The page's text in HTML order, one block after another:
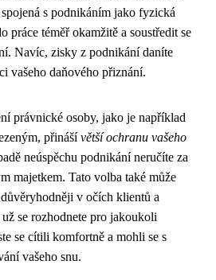
s podnikáním jako fyzická
práce téměř okamžitě a soustředit se
Navíc, zisky z podnikání daníte
vašeho daňového přiznání.
právnické osoby, jako je například
přinášívětší ochranu vašeho
neúspěchu podnikání neručíte za
majetkem. Tato volba také může
v očích klientů a
se rozhodnete pro jakoukoli
se cítili komfortně a mohli se s
vašeho snu.